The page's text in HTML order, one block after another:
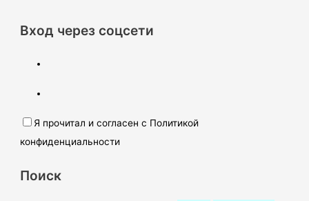
Вход через соцсети
Я прочитал и согласен с Политикой
конфиденциальности
Поиск